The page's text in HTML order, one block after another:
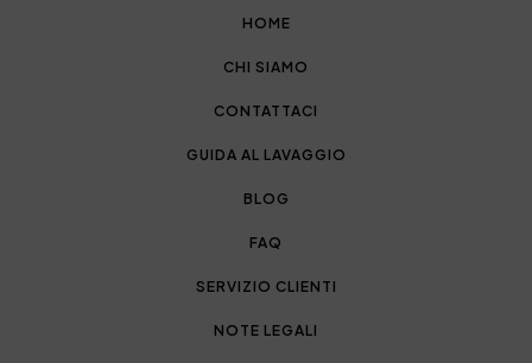
HOME
CHI SIAMO
CONTATTACI
GUIDA AL LAVAGGIO
BLOG
FAQ
SERVIZIO CLIENTI
NOTE LEGALI